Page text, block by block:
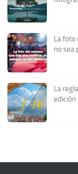
La foto
no sea
La
edición